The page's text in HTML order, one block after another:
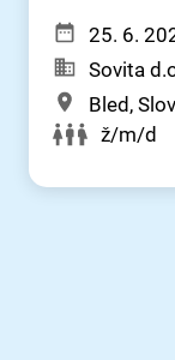
25. 6.
Sovita
Bled,
ž/m/d